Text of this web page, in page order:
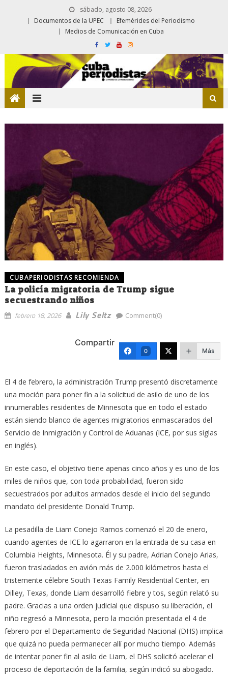
sábado, agosto 08, 2026
Documentos de la UPEC
Efemérides del Periodismo
Medios de Comunicación en Cuba
CUBAPERIODISTAS RECOMIENDA
La policía migratoria de Trump sigue
secuestrando niños
febrero 18, 2026 Lily Seltz Comment(0)
Compartir
0 Más
El 4 de febrero, la administración Trump presentó discretamente
una moción para poner fin a la solicitud de asilo de uno de los
innumerables residentes de Minnesota que en todo el estado
están siendo blanco de agentes migratorios enmascarados del
Servicio de Inmigración y Control de Aduanas (ICE, por sus siglas
en inglés).
En este caso, el objetivo tiene apenas cinco años y es uno de los
miles de niños que, con toda probabilidad, fueron sido
secuestrados por adultos armados desde el inicio del segundo
mandato del presidente Donald Trump.
La pesadilla de Liam Conejo Ramos comenzó el 20 de enero,
cuando agentes de ICE lo agarraron en la entrada de su casa en
Columbia Heights, Minnesota. Él y su padre, Adrian Conejo Arias,
fueron trasladados en avión más de 2.000 kilómetros hasta el
tristemente célebre South Texas Family Residential Center, en
Dilley, Texas, donde Liam desarrolló fiebre y tos, según relató su
padre. Gracias a una orden judicial que dispuso su liberación, el
niño regresó a Minnesota, pero la moción presentada el 4 de
febrero por el Departamento de Seguridad Nacional (DHS) implica
que quizá no pueda permanecer allí por mucho tiempo. Además
de intentar poner fin al asilo de Liam, el DHS solicitó acelerar el
proceso de deportación de la familia, según indicó su abogado.